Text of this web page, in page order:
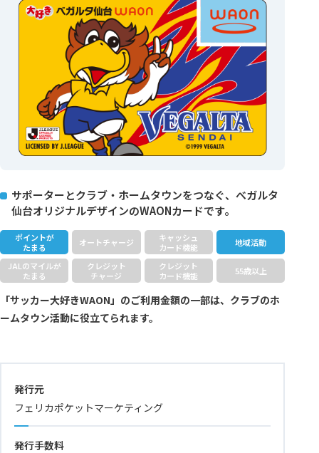
サポーターとクラブ・ホームタウンをつなぐ、べガルタ
仙台オリジナルデザインのWAONカードです。
ポイントが
たまる
オートチャージ
キャッシュ
カード機能
地域活動
JALのマイルが
たまる
クレジット
チャージ
クレジット
カード機能
55歳以上
「サッカー大好きWAON」のご利用金額の一部は、クラブのホ
ームタウン活動に役立てられます。
発行元
フェリカポケットマーケティング
発行手数料